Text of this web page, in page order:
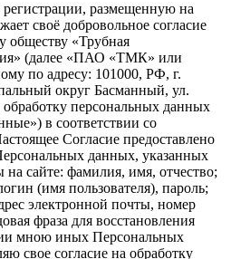
размещенную на
своё добровольное согласие
обществу «Трубная
(далее «ПАО «ТМК» или
по адресу: 101000, РФ, г.
округ Басманный, ул.
персональных данных
в соответствии со
Согласие предоставлено
данных, указанных
сайте: фамилия, имя, отчество;
(имя пользователя), пароль;
электронной почты, номер
фраза для восстановления
мною иных Персональных
свое согласие на обработку